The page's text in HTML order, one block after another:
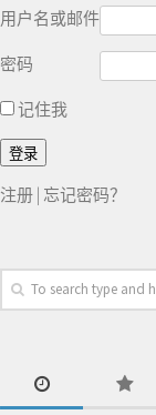
用户名或邮件
密码
记住我
注册 | 忘记密码？